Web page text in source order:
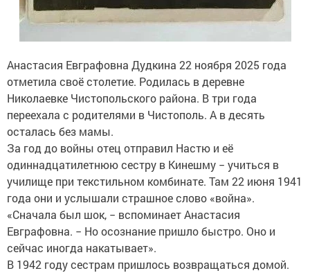
Анастасия Евграфовна Дудкина 22 ноября 2025 года
отметила своё столетие. Родилась в деревне
Николаевке Чистопольского района. В три года
переехала с родителями в Чистополь. А в десять
осталась без мамы.
За год до войны отец отправил Настю и её
одиннадцатилетнюю сестру в Кинешму − учиться в
училище при текстильном комбинате. Там 22 июня 1941
года они и услышали страшное слово «война».
«Сначала был шок, − вспоминает Анастасия
Евграфовна. − Но осознание пришло быстро. Оно и
сейчас иногда накатывает».
В 1942 году сестрам пришлось возвращаться домой.